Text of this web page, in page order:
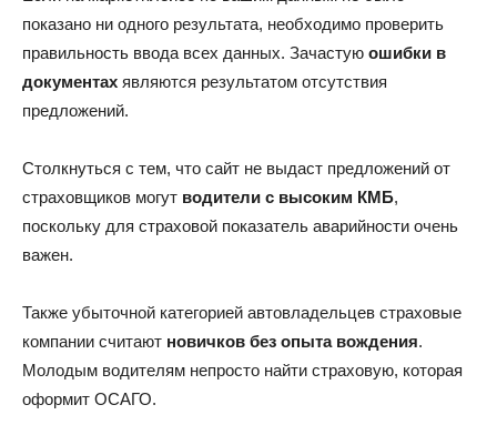
показано ни одного результата, необходимо проверить
правильность ввода всех данных. Зачастую ошибки в
документах являются результатом отсутствия
предложений.
Столкнуться с тем, что сайт не выдаст предложений от
страховщиков могут водители с высоким КМБ,
поскольку для страховой показатель аварийности очень
важен.
Также убыточной категорией автовладельцев страховые
компании считают новичков без опыта вождения.
Молодым водителям непросто найти страховую, которая
оформит ОСАГО.